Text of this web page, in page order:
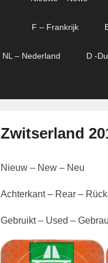
F – Frankrijk
NL – Nederland D -
Zwitserland
e
l
a
t
s
Nieuw – New – Neu
Achterkant – Rear –
Gebruikt – Used –